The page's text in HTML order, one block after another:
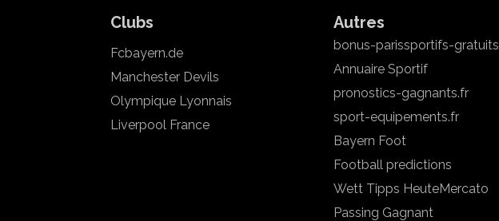
Clubs
Fcbayern.de
Manchester Devils
Olympique Lyonnais
Liverpool France
Autres
bonus-parissportifs-gratuits
Annuaire Sportif
pronostics-gagnants.fr
sport-equipements.fr
Bayern Foot
Football predictions
Wett Tipps HeuteMercato
Passing Gagnant